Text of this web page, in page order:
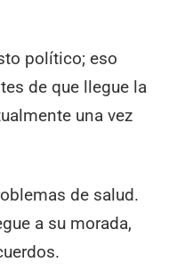
político; eso
de que llegue la
una vez
de salud.
a su morada,